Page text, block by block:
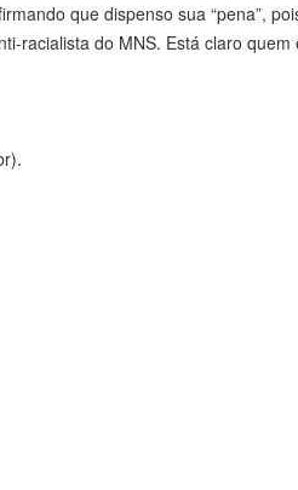
que dispenso sua “pena”,
racialista do MNS. Está claro
).